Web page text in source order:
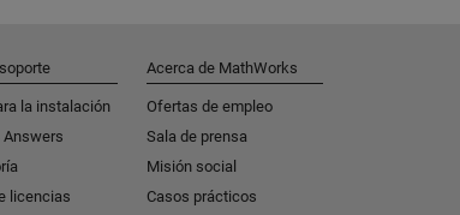
la instalación
Answers
licencias
Acerca de MathWorks
Ofertas de empleo
Sala de prensa
Misión social
Casos prácticos